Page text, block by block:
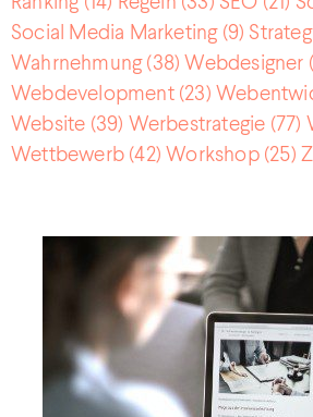
Social Media Marketing(9)
Wahrnehmung(38) Webdesigner
Webdevelopment(23)
Website (39) Werbestrategie (77)
Wettbewerb (42) Workshop(25)